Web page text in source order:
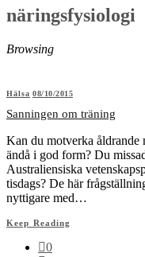
näringsfysiologi
Browsing
Hälsa 08/10/2015
Sanningen om träning
Kan du motverka
ändå i god form? Du
Australiensiska
tisdags? De här
nyttigare med…
Keep Reading
0